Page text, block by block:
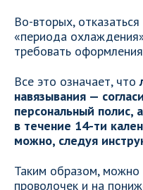
Во-вторых,
«периода
требовать
Все это означает, что
навязывания —
персональный полис,
в течение 14-ти
можно, следуя
Таким образом, можно
проволочек и на